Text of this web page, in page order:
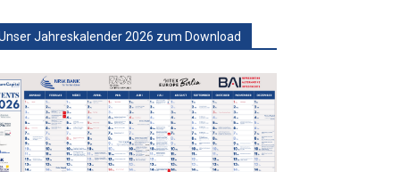
Jahreskalender 2026 zum Download